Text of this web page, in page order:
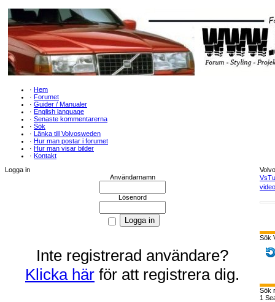
· Hem
· Forumet
· Guider / Manualer
· English language
· Senaste kommentarerna
· Sök
· Länka till Volvosweden
· Hur man postar i forumet
· Hur man visar bilder
· Kontakt
Logga in
Användarnamn
Lösenord
Inte registrerad användare?
Klicka här för att registrera dig.
Sök
Sök
1